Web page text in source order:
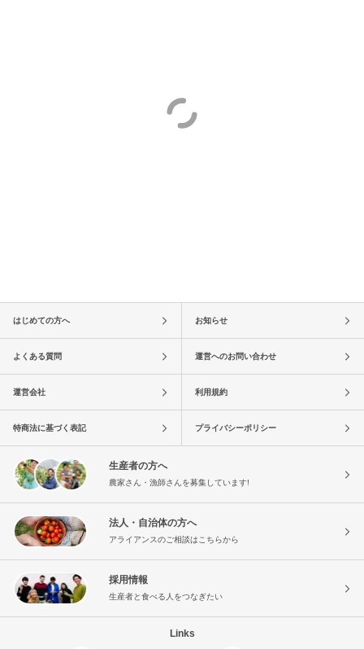
はじめての方へ お知らせ
よくある質問 運営へのお問い合わせ
運営会社 利用規約
特商法に基づく表記 プライバシーポリシー
生産者の方へ
農家さん・漁師さんを募集しています!
法人・自治体の方へ
アライアンスのご相談はこちらから
採用情報
生産者と食べる人をつなぎたい
Links